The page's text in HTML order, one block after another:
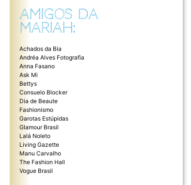
AMIGOS DA
MARIAH:
Achados da Bia
Andréa Alves Fotografia
Anna Fasano
Ask Mi
Bettys
Consuelo Blocker
Dia de Beaute
Fashionismo
Garotas Estúpidas
Glamour Brasil
Lalá Noleto
Living Gazette
Manu Carvalho
The Fashion Hall
Vogue Brasil